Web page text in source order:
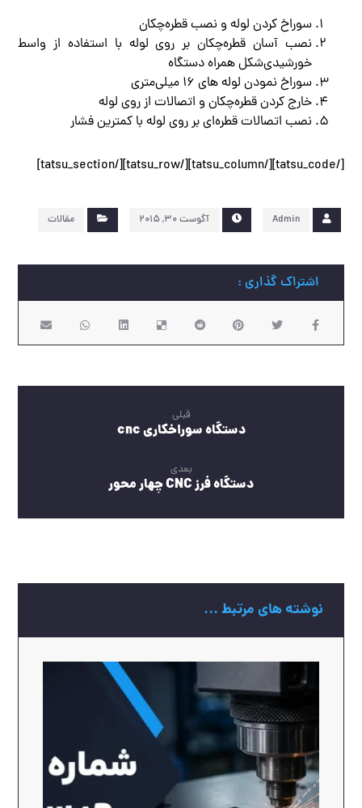
سوراخ کردن لوله و نصب قطره‌چکان
نصب آسان قطره‌چکان بر روی لوله با استفاده از واسط
خورشیدی‌شکل همراه دستگاه
سوراخ نمودن لوله‌ های 16 میلی‌متری
خارج کردن قطره‌چکان و اتصالات از روی لوله
نصب اتصالات قطره‌ای بر روی لوله با کمترین فشار
[/tatsu_code][/tatsu_column][/tatsu_row][/tatsu_section]
Admin آگوست ۳۰, ۲۰۱۵ مقالات
قبلی
دستگاه سوراخکاری cnc
بعدی
دستگاه فرز CNC چهار محور
نوشته های مرتبط ...